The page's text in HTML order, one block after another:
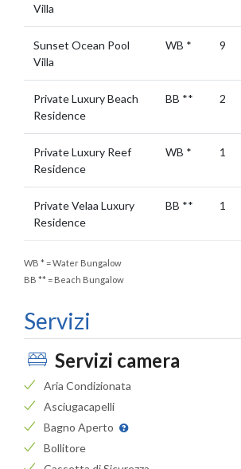
Villa
Sunset Ocean Pool
Villa
WB * 9
Private Luxury Beach
Residence
BB ** 2
Private Luxury Reef
Residence
WB * 1
Private Velaa Luxury
Residence
BB ** 1
WB * = Water Bungalow
BB ** = Beach Bungalow
Servizi
Servizi camera
Aria Condizionata
Asciugacapelli
Bagno Aperto
Bollitore